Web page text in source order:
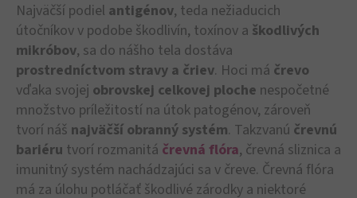
Najväčší podiel antigénov, teda nežiaducich
útočníkov v podobe škodlivín, toxínov a škodlivých
mikróbov, sa do nášho tela dostáva
prostredníctvom stravy a čriev. Hoci má črevo
vďaka svojej obrovskej celkovej ploche nespočetné
množstvo príležitostí na útok patogénov, zároveň
tvorí náš najväčší obranný systém. Takzvanú črevnú
bariéru tvorí rozmanitá črevná flóra, črevná sliznica a
imunitný systém nachádzajúci sa v čreve. Črevná flóra
má za úlohu potláčať škodlivé zárodky a niektoré